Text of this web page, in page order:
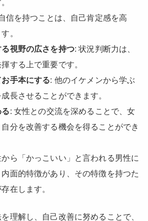
信を持つことは、自己肯定感を高
。
視野の広さを持つ: 状況判断力は、
する上で重要です。
手本にする: 他のイケメンから学ぶ
長させることができます。
: 女性との交流を深めることで、女
分を改善する機会を得ることができ
ら「かっこいい」と言われる男性に
面的特徴があり、その特徴を持つた
在します。
理解し、自己改善に努めることで、